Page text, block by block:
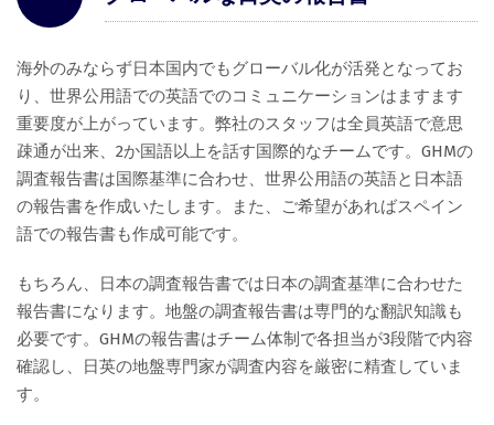
海外のみならず日本国内でもグローバル化が活発となってお
り、世界公用語での英語でのコミュニケーションはますます
重要度が上がっています。弊社のスタッフは全員英語で意思
疎通が出来、2か国語以上を話す国際的なチームです。GHMの
調査報告書は国際基準に合わせ、世界公用語の英語と日本語
の報告書を作成いたします。また、ご希望があればスペイン
語での報告書も作成可能です。
もちろん、日本の調査報告書では日本の調査基準に合わせた
報告書になります。地盤の調査報告書は専門的な翻訳知識も
必要です。GHMの報告書はチーム体制で各担当が3段階で内容
確認し、日英の地盤専門家が調査内容を厳密に精査していま
す。